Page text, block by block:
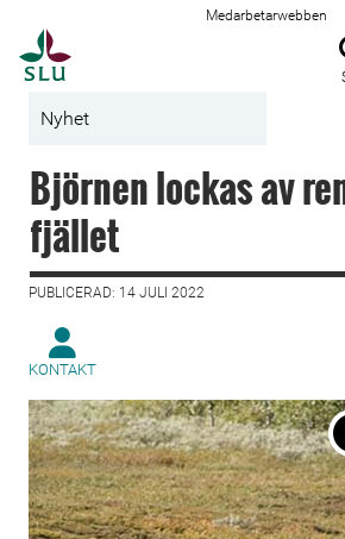
Medarbetarwebben
Nyhet
Björnen lockas av
fjället
PUBLICERAD: 14 JULI 2022
KONTAKT